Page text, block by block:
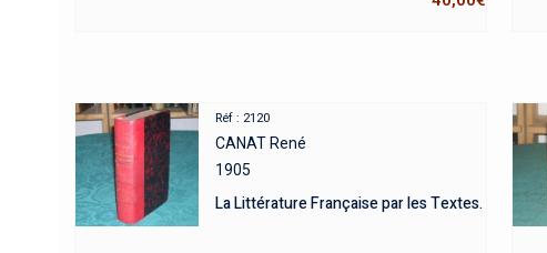
Réf : 2120
CANAT René
1905
La Littérature Française par les Textes.